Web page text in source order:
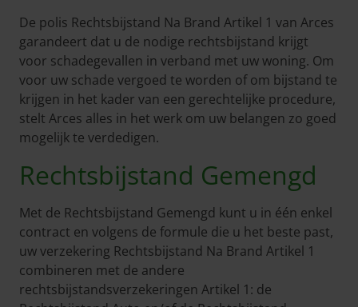
De polis Rechtsbijstand Na Brand Artikel 1 van Arces
garandeert dat u de nodige rechtsbijstand krijgt
voor schadegevallen in verband met uw woning. Om
voor uw schade vergoed te worden of om bijstand te
krijgen in het kader van een gerechtelijke procedure,
stelt Arces alles in het werk om uw belangen zo goed
mogelijk te verdedigen.
Rechtsbijstand Gemengd
Met de Rechtsbijstand Gemengd kunt u in één enkel
contract en volgens de formule die u het beste past,
uw verzekering Rechtsbijstand Na Brand Artikel 1
combineren met de andere
rechtsbijstandsverzekeringen Artikel 1: de